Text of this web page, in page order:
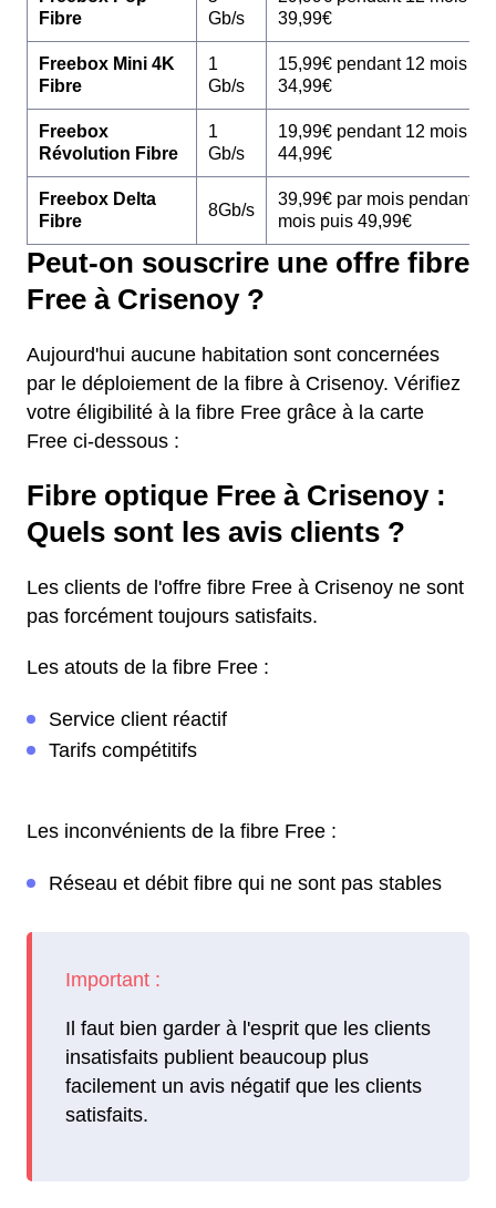
Fibre
Gb/s
39,99€
Freebox Mini 4K
Fibre
1
Gb/s
15,99€ pendant 12 mois
34,99€
Freebox
Révolution Fibre
1
Gb/s
19,99€ pendant 12 mois
44,99€
Freebox Delta
Fibre
8Gb/s
39,99€ par mois pendant 12
mois puis 49,99€
Peut-on souscrire une offre fibre
Free à Crisenoy ?
Aujourd'hui aucune habitation sont concernées
par le déploiement de la fibre à Crisenoy. Vérifiez
votre éligibilité à la fibre Free grâce à la carte
Free ci-dessous :
Fibre optique Free à Crisenoy :
Quels sont les avis clients ?
Les clients de l'offre fibre Free à Crisenoy ne sont
pas forcément toujours satisfaits.
Les atouts de la fibre Free :
Service client réactif
Tarifs compétitifs
Les inconvénients de la fibre Free :
Réseau et débit fibre qui ne sont pas stables
Il faut bien garder à l'esprit que les clients
insatisfaits publient beaucoup plus
facilement un avis négatif que les clients
satisfaits.